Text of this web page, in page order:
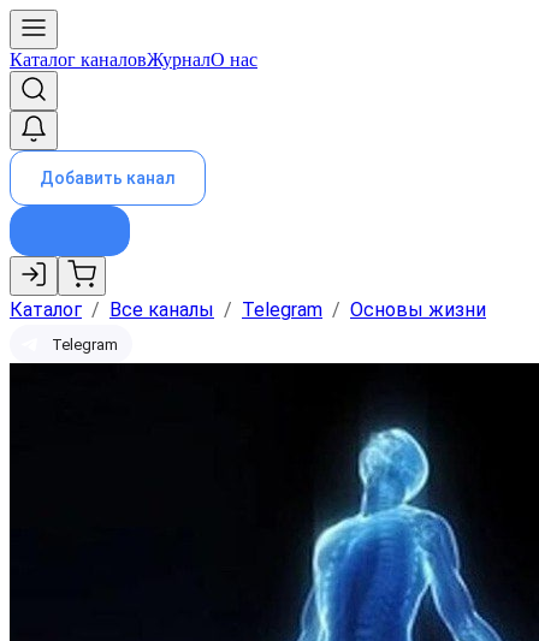
Каталог каналовЖурналО нас
Добавить канал
Каталог / Все каналы / Telegram / Основы жизни
Telegram